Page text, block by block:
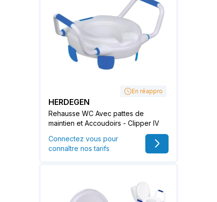
En réappro
HERDEGEN
Rehausse WC Avec pattes de
maintien et Accoudoirs - Clipper IV
Connectez vous pour
connaître nos tarifs